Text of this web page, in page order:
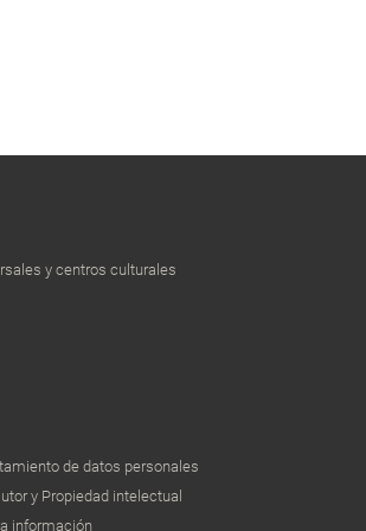
y centros culturales
de datos personales
y Propiedad intelectual
información